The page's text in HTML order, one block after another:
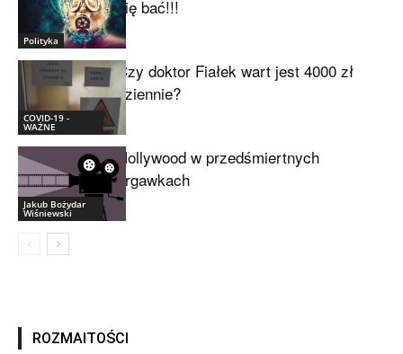
Polityka
się bać!!!
COVID-19 -
WAŻNE
Czy doktor Fiałek wart jest 4000 zł
dziennie?
Jakub Bożydar
Wiśniewski
Hollywood w przedśmiertnych
drgawkach
ROZMAITOŚCI